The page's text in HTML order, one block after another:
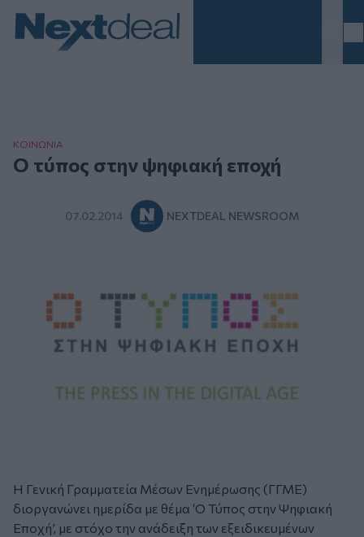
ΚΟΙΝΩΝΙΑ
Ο τύπος στην ψηφιακή εποχή
07.02.2014 NEXTDEAL NEWSROOM
Η Γενική Γραμματεία Μέσων Ενημέρωσης (ΓΓΜΕ)
διοργανώνει ημερίδα με θέμα ‘Ο Τύπος στην Ψηφιακή
Εποχή’, με στόχο την ανάδειξη των εξειδικευμένων